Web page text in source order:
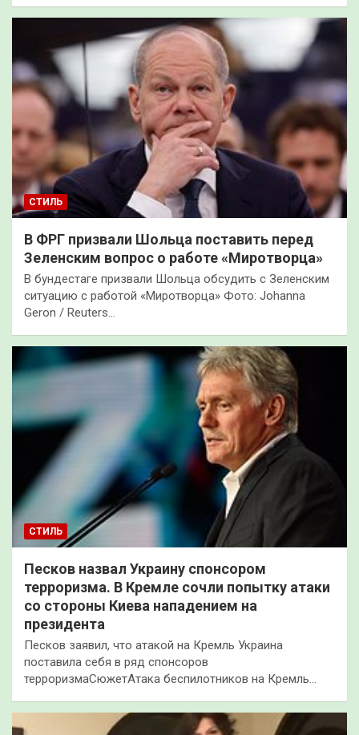
СТИЛЬ
В ФРГ призвали Шольца поставить перед
Зеленским вопрос о работе «Миротворца»
В бундестаге призвали Шольца обсудить с Зеленским
ситуацию с работой «Миротворца» Фото: Johanna
Geron / Reuters…
СТИЛЬ
Песков назвал Украину спонсором
терроризма. В Кремле сочли попытку атаки
со стороны Киева нападением на
президента
Песков заявил, что атакой на Кремль Украина
поставила себя в ряд спонсоров
терроризмаСюжетАтака беспилотников на Кремль…